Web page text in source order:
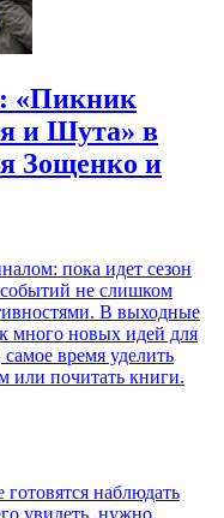
«Пикник
и Шута» в
Зощенко и
пока идет сезон
событий не слишком
В выходные
много новых идей для
время уделить
или почитать книги.
наблюдать